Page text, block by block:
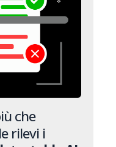
che
rilevi i